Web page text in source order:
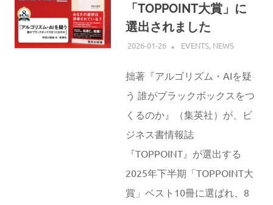
「TOPPOINT大賞」に
選出されました
2026-01-26 ATSUSHI UDAGAWA
EVENTS, NEWS
拙著『アルゴリズム・AIを疑
う 誰がブラックボックスをつ
くるのか』（集英社）が、ビ
ジネス書情報誌
『TOPPOINT』が選出する
2025年下半期「TOPPOINT大
賞」ベスト10冊に選ばれ、8